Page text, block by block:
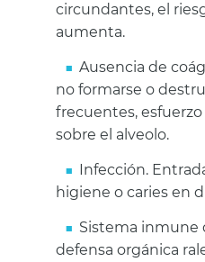
circundantes, el
aumenta.
Ausencia de
no formarse o
frecuentes,
sobre el alveolo.
Infección.
higiene o caries en
Sistema inmune
defensa orgánica